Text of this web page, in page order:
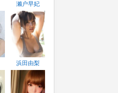
濑户早妃
浜田由梨